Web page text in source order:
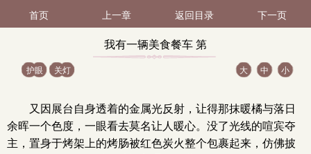
首页 上一章 返回目录 下一页
我有一辆美食餐车 第
护眼 关灯 大 中 小
又因展台自身透着的金属光反射，让得那抹暖橘与落日
余晖一个色度，一眼看去莫名让人暖心。没了光线的喧宾夺
主，置身于烤架上的烤肠被红色炭火整个包裹起来，仿佛披